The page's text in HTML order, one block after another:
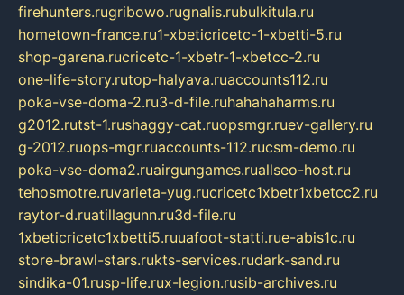
firehunters.rugribowo.rugnalis.rubulkitula.ru
hometown-france.ru1-xbeticricetc-1-xbetti-5.ru
shop-garena.rucricetc-1-xbetr-1-xbetcc-2.ru
one-life-story.rutop-halyava.ruaccounts112.ru
poka-vse-doma-2.ru3-d-file.ruhahahaharms.ru
g2012.rutst-1.rushaggy-cat.ruopsmgr.ruev-gallery.ru
g-2012.ruops-mgr.ruaccounts-112.rucsm-demo.ru
poka-vse-doma2.ruairgungames.ruallseo-host.ru
tehosmotre.ruvarieta-yug.rucricetc1xbetr1xbetcc2.ru
raytor-d.ruatillagunn.ru3d-file.ru
1xbeticricetc1xbetti5.ruuafoot-statti.rue-abis1c.ru
store-brawl-stars.rukts-services.rudark-sand.ru
sindika-01.rusp-life.rux-legion.rusib-archives.ru